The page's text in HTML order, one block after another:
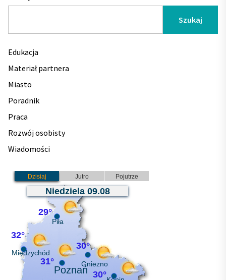
Szukaj
Edukacja
Materiał partnera
Miasto
Poradnik
Praca
Rozwój osobisty
Wiadomości